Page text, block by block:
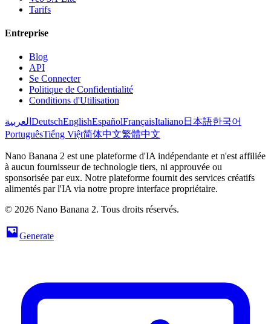
Tarifs
Entreprise
Blog
API
Se Connecter
Politique de Confidentialité
Conditions d'Utilisation
العربية DeutschEnglishEspañolFrançaisItaliano日本語한국어
PortuguêsTiếng Việt简体中文繁體中文
Nano Banana 2 est une plateforme d'IA indépendante et n'est affiliée
à aucun fournisseur de technologie tiers, ni approuvée ou
sponsorisée par eux. Notre plateforme fournit des services créatifs
alimentés par l'IA via notre propre interface propriétaire.
© 2026 Nano Banana 2. Tous droits réservés.
Generate